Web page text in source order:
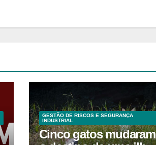
GESTÃO DE RISCOS E SEGURANÇA
INDUSTRIAL
Cinco gatos mudaram